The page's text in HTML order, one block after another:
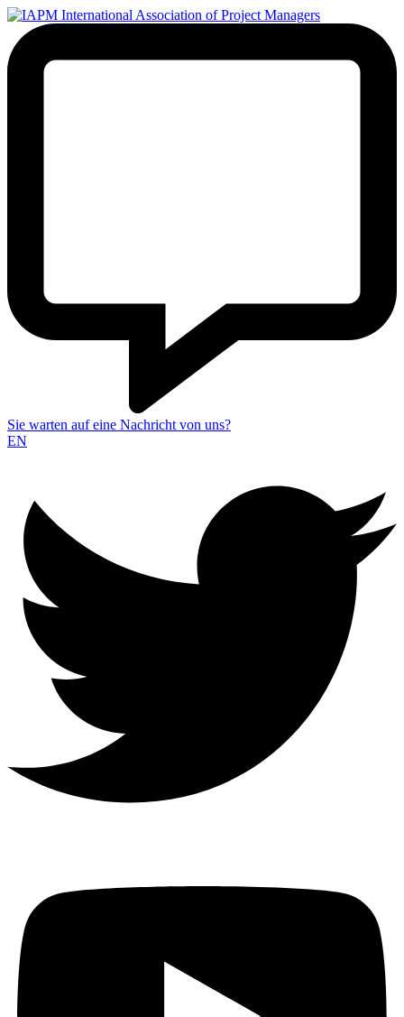
Sie warten auf eine Nachricht von uns?
EN